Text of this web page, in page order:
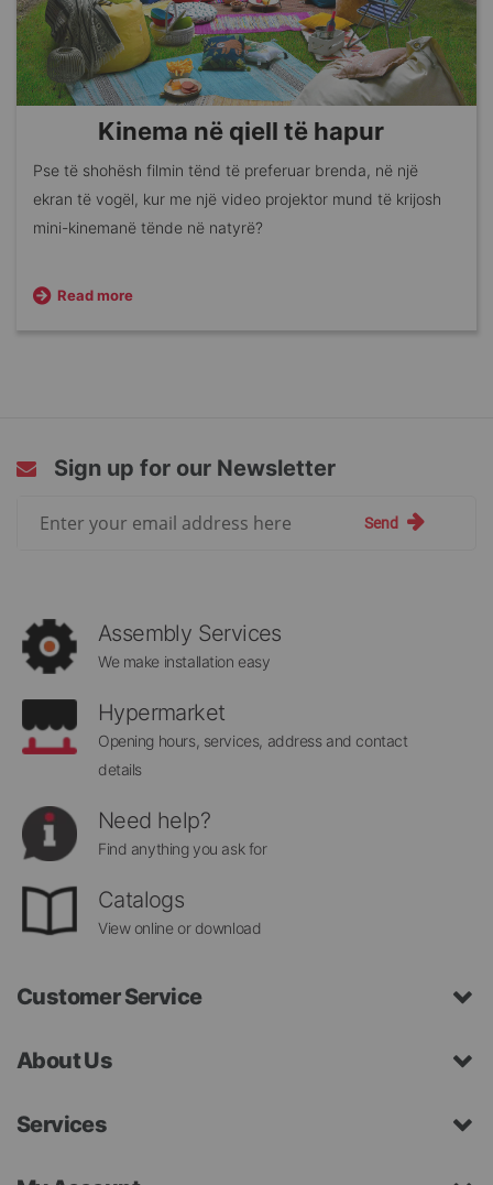
Kinema në qiell të hapur
Pse të shohësh filmin tënd të preferuar brenda, në një
ekran të vogël, kur me një video projektor mund të krijosh
mini-kinemanë tënde në natyrë?
Read more
Sign up for our Newsletter
Send
Assembly Services
We make installation easy
Hypermarket
Opening hours, services, address and contact
details
Need help?
Find anything you ask for
Catalogs
View online or download
Customer Service
About Us
Services